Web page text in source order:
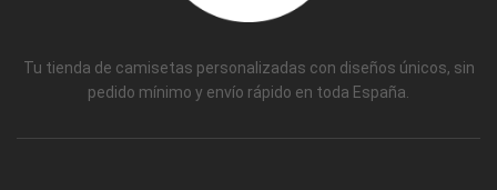
Tu tienda de camisetas personalizadas con diseños únicos, sin
pedido mínimo y envío rápido en toda España.